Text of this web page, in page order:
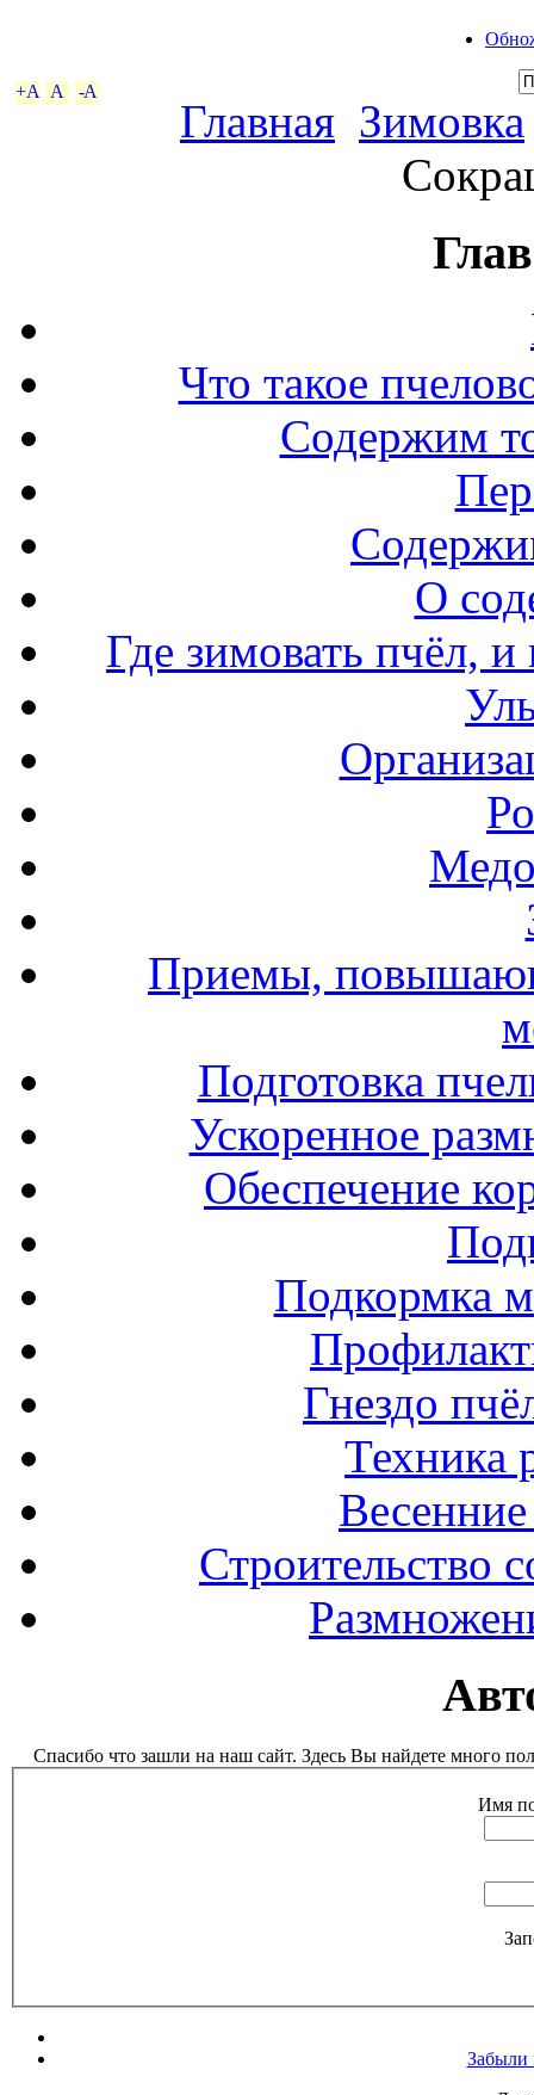
+A A -A
Главная Зимовка
Что такое
Содержим
О
Где зимовать пчёл,
Приемы,
Подготовка
Ускоренное
Обеспечение
Подкормка
Гнездо
Техника
Строительство
Спасибо что зашли на наш сайт. Здесь Вы найдете много
Имя
Забыли